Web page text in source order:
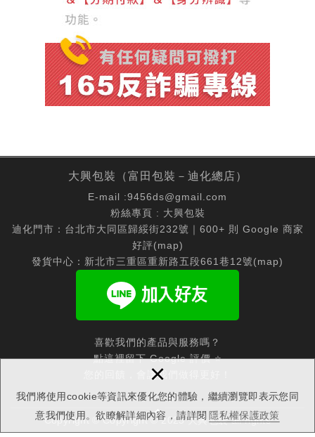
我們將使用cookie等資訊來優化您的體驗，繼續瀏覽即表示您同
意我們使用。欲瞭解詳細內容，請詳閱 隱私權保護政策
×
大興包裝（富田包裝－迪化總店）
E-mail :9456ds@gmail.com
粉絲專頁 : 大興包裝
迪化門市：台北市大同區歸綏街232號｜600+ 則 Google 商家
好評(map)
發貨中心：新北市三重區重新路五段661巷12號(map)
喜歡我們的產品與服務嗎？
點這裡留下 Google 評價 ⭐
您的回饋，會讓我們做得更好！
Copyright © Copyright © 2025 大興包裝 all rights